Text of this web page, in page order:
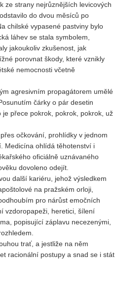
ze strany nejrůznějších levicových
do dvou měsíců po
chilské vypasené pastviny bylo
láhev se stala symbolem,
jakoukoliv zkušenost, jak
porovnat škody, které vznikly
nemocnosti včetně
agresivním propagátorem umělé
čárky o pár desetin
přece pokrok, pokrok, pokrok, už
očkování, prohlídky v jednom
Medicína ohlídá těhotenství i
oficiálně uznávaného
dovoleno odejít.
další kariéru, jehož výsledkem
na pražském orloji,
pro nárůst emočních
vzdoropapeži, heretici, šílení
popisující záplavu necezenými,
trať, a jestliže na něm
racionální postupy a snad se i stát